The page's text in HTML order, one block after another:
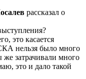
рассказал о
это касается
нельзя было много
затрачивали много
это и дало такой